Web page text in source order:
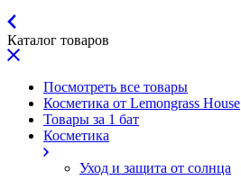
Каталог товаров
Посмотреть все товары
Косметика от Lemongrass House
Товары за 1 бат
Косметика
Уход и защита от солнца